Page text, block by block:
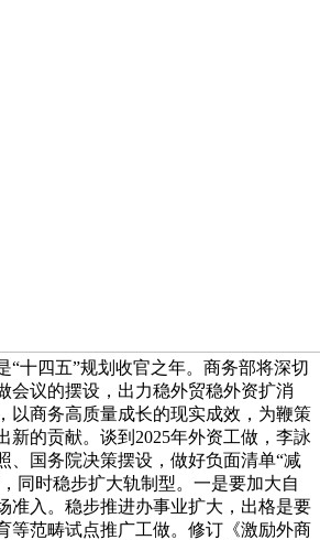
“十四五”规划收官之年。商务部将深切
会议的摆设，出力稳外贸稳外资扩消
以商务高质量成长的现实成效，为鞭策
新的贡献。谈到2025年外资工做，李詠
、国务院决策摆设，做好负面清单“减
同时稳步扩大轨制型。一是要加大自
准入。稳步推进办事业扩大，出格是要
等范畴试点推广工做。修订《激励外商